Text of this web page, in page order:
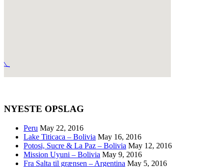
NYESTE OPSLAG
Peru May 22, 2016
Lake Titicaca – Bolivia May 16, 2016
Potosi, Sucre & La Paz – Bolivia May 12, 2016
Mission Uyuni – Bolivia May 9, 2016
Fra Salta til grænsen – Argentina May 5, 2016